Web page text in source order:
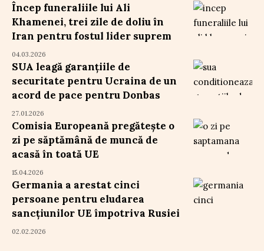
Încep funeraliile lui Ali
Khamenei, trei zile de doliu în
Iran pentru fostul lider suprem
04.03.2026
SUA leagă garanțiile de
securitate pentru Ucraina de un
acord de pace pentru Donbas
27.01.2026
Comisia Europeană pregătește o
zi pe săptămână de muncă de
acasă în toată UE
15.04.2026
Germania a arestat cinci
persoane pentru eludarea
sancțiunilor UE împotriva Rusiei
02.02.2026